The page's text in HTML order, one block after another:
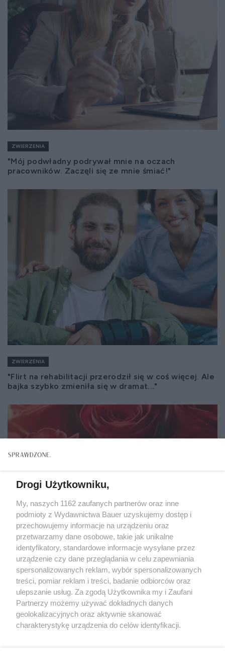
ZWIERZENIA
"Mój podwładny podrywał mnie na oczach
pracowników. Zaczęli się ze mnie śmiać!"
ZWIERZENIA
"Flirt na rehabilitacji przerodził się w coś więcej. Ale
bajka szybko zmieniła się w dramat..."
"Nigdy nie zapomniałam siedmiu czerwonych róż
od Jurka. Byłam już wdową, gdy znowu je od niego
dostałam..."
Drogi Użytkowniku,
My, naszych 1162 zaufanych partnerów oraz inne
podmioty z Wydawnictwa Bauer uzyskujemy dostęp i
przechowujemy informacje na urządzeniu oraz
przetwarzamy dane osobowe, takie jak unikalne
identyfikatory, standardowe informacje wysyłane przez
urządzenie czy dane przeglądania w celu zapewniania
spersonalizowanych reklam, wybór spersonalizowanych
treści, pomiar reklam i treści, badanie odbiorców oraz
ulepszanie usług. Za zgodą Użytkownika my i Zaufani
Partnerzy możemy używać dokładnych danych
geolokalizacyjnych oraz aktywnie skanować
charakterystykę urządzenia do celów identyfikacji.